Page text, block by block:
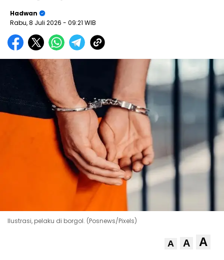
Hadwan
Rabu, 8 Juli 2026 - 09:21 WIB
Ilustrasi, pelaku di borgol. (Posnews/Pixels)
A A A